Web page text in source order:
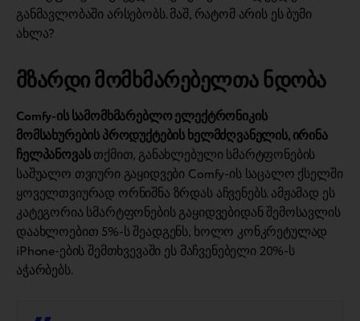
განმავლობაში არსებობს. მაშ, რატომ არის ეს ბუმი
ახლა?
მზარდი მომხმარებელთა ნდობა
Comfy-ის სამომხმარებლო ელექტრონიკის
მომსახურების პროდუქტების ხელმძღვანელის, ირინა
ჩელპანოვასთქმით, განახლებული სმარტფონების
საშუალო თვიური გაყიდვები Comfy-ის საცალო ქსელში
ყოველთვიურად ორნიშნა ზრდას აჩვენებს. ამჟამად ეს
კატეგორია სმარტფონების გაყიდვებიდან შემოსავლის
დაახლოებით 5%-ს შეადგენს, ხოლო კონკრეტულად
iPhone-ების შემთხვევაში ეს მაჩვენებელი 20%-ს
აჭარბებს.